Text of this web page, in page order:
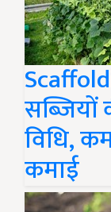
विधि,
कमाई